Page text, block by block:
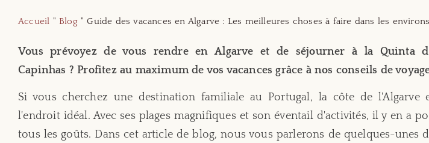
Accueil "Blog"Guide des vacances en Algarve : Les meilleures choses à faire dans les environs
Vous prévoyez de vous rendre en Algarve et de séjourner à la Quinta
Capinhas ? Profitez au maximum de vos vacances grâce à nos conseils de
Si vous cherchez une destination familiale au Portugal, la côte de l'Algarve
l'endroit idéal. Avec ses plages magnifiques et son éventail d'activités, il y en a
tous les goûts. Dans cet article de blog, nous vous parlerons de quelques-unes